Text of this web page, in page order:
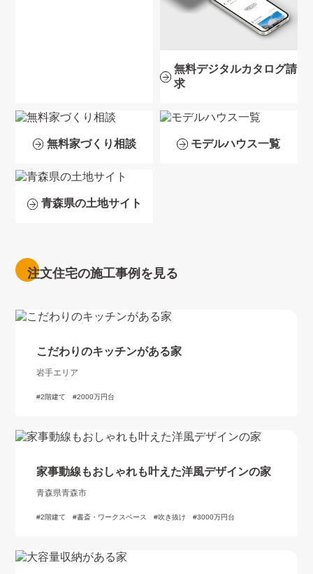
無料デジタルカタログ請
求
無料家づくり相談 モデルハウス一覧
青森県の土地サイト
注文住宅の施工事例を見る
こだわりのキッチンがある家
岩手エリア
2階建て 2000万円台
家事動線もおしゃれも叶えた洋風デザインの家
青森県青森市
2階建て 書斎・ワークスペース 吹き抜け 3000万円台